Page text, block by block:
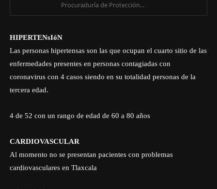
Procuraduría de Protección...
HIPERTENsIóN
Las personas hipertensas son las que ocupan el cuarto sitio de las
enfermedades presentes en personas contagiadas con
coronavirus con 4 casos siendo en su totalidad personas de la
tercera edad.
4 de 52 con un rango de edad de 60 a 80 años
CARDIOVASCULAR
Al momento no se presentan pacientes con problemas
cardiovasculares en Tlaxcala